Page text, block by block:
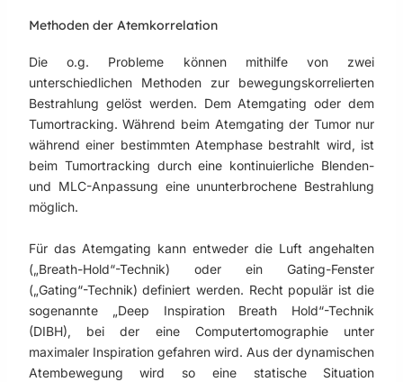
Methoden der Atemkorrelation
Die o.g. Probleme können mithilfe von zwei
unterschiedlichen Methoden zur bewegungskorrelierten
Bestrahlung gelöst werden. Dem Atemgating oder dem
Tumortracking. Während beim Atemgating der Tumor nur
während einer bestimmten Atemphase bestrahlt wird, ist
beim Tumortracking durch eine kontinuierliche Blenden-
und MLC-Anpassung eine ununterbrochene Bestrahlung
möglich.
Für das Atemgating kann entweder die Luft angehalten
(„Breath-Hold“-Technik) oder ein Gating-Fenster
(„Gating“-Technik) definiert werden. Recht populär ist die
sogenannte „Deep Inspiration Breath Hold“-Technik
(DIBH), bei der eine Computertomographie unter
maximaler Inspiration gefahren wird. Aus der dynamischen
Atembewegung wird so eine statische Situation